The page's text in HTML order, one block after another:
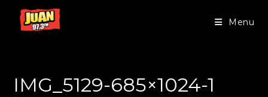
Menu
IMG_5129-685×1024-1